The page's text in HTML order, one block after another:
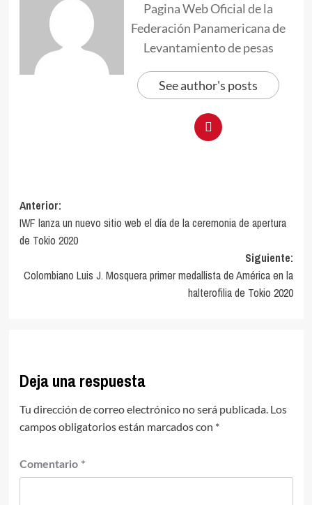
Pagina Web Oficial de la
Federación Panamericana de
Levantamiento de pesas
See author's posts
Navegación
de
entradas
Anterior:
IWF lanza un nuevo sitio web el día de la ceremonia de apertura
de Tokio 2020
Siguiente:
Colombiano Luis J. Mosquera primer medallista de América en la
halterofilia de Tokio 2020
Deja una respuesta
Tu dirección de correo electrónico no será publicada. Los
campos obligatorios están marcados con *
Comentario *